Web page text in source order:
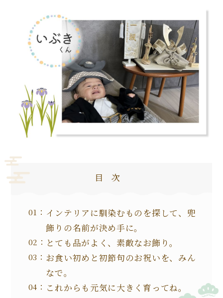
目次
インテリアに馴染むものを探して、兜
飾りの名前が決め手に。
とても品がよく、素敵なお飾り。
お食い初めと初節句のお祝いを、みん
なで。
これからも元気に大きく育ってね。